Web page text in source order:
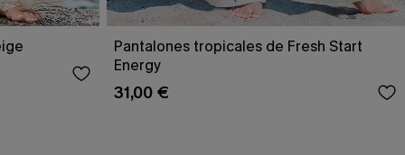
Pantalones tropicales de Fresh Start
Energy
31,00 €